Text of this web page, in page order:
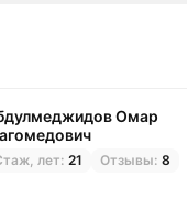
Омар
лет: 21 Отзывы: 8